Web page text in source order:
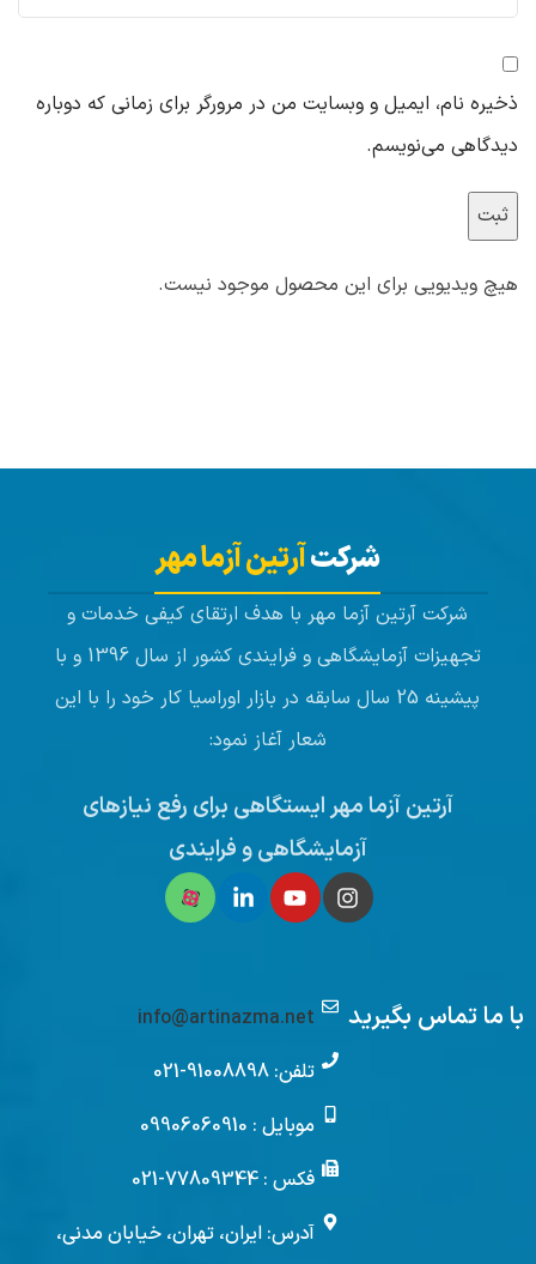
ذخیره نام، ایمیل و وبسایت من در مرورگر برای زمانی که دوباره
دیدگاهی می‌نویسم.
هیچ ویدیویی برای این محصول موجود نیست.
شرکتآرتین آزما مهر
شرکت آرتین آزما مهر با هدف ارتقای کیفی خدمات و
تجهیزات آزمایشگاهی و فرایندی کشور از سال 1396 و با
پیشینه 25 سال سابقه در بازار اوراسیا کار خود را با این
شعار آغاز نمود:
آرتین آزما مهر ایستگاهی برای رفع نیازهای
آزمایشگاهی و فرایندی
info@artinazma.net
تلفن: 91008898-021
موبایل : 09906060910
فکس : 77809344-021
آدرس: ایران، تهران، خیابان مدنی،
با ما تماس بگیرید